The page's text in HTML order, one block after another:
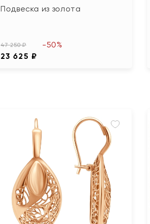
Подвеска из золота
47 250 ₽
23 625 ₽
-50%